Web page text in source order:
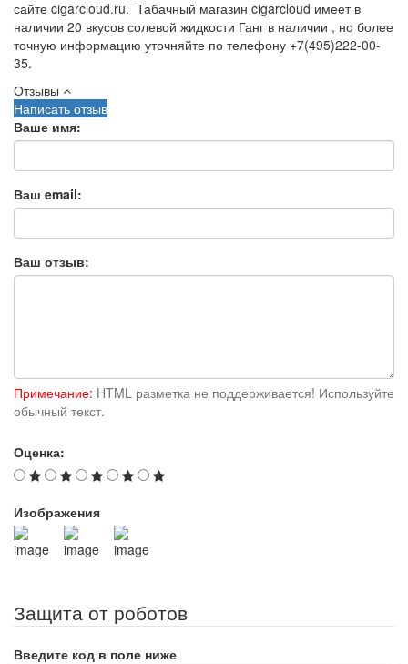
сайте cigarcloud.ru. Табачный магазин cigarcloud имеет в
наличии 20 вкусов солевой жидкости Ганг в наличии , но более
точную информацию уточняйте по телефону +7(495)222-00-
35.
Отзывы
Написать отзыв
Ваше имя:
Ваш email:
Ваш отзыв:
Примечание: HTML разметка не поддерживается! Используйте
обычный текст.
Оценка:
Изображения
Защита от роботов
Введите код в поле ниже